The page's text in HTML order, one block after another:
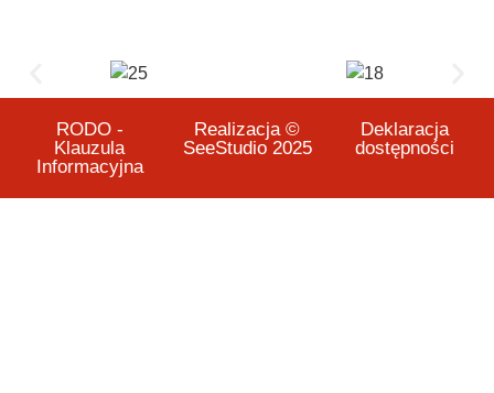
RODO -
Klauzula
Informacyjna
Realizacja ©
SeeStudio 2025
Deklaracja
dostępności